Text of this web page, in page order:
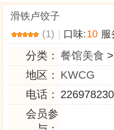
滑铁卢饺子
(1)
口味:10 服
分类： 餐馆美食 >
地区： KWCG
电话：
会员参